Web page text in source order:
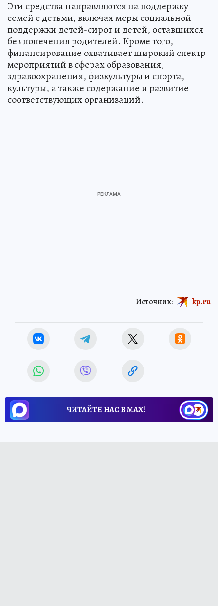
Эти средства направляются на поддержку
семей с детьми, включая меры социальной
поддержки детей-сирот и детей, оставшихся
без попечения родителей. Кроме того,
финансирование охватывает широкий спектр
мероприятий в сферах образования,
здравоохранения, физкультуры и спорта,
культуры, а также содержание и развитие
соответствующих организаций.
Источник: kp.ru
ЧИТАЙТЕ НАС В МАХ!